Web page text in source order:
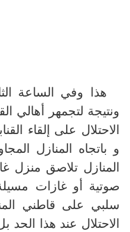
ونتيجة لتجمهر أهالي
الاحتلال على إلقاء
و باتجاه المنازل
المنازل تلاصق منزل
صوتية أو غازات
سلبي على قاطني
الاحتلال عند هذا